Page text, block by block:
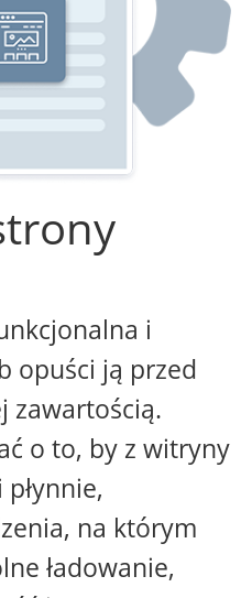
i
opuści ją przed
zawartością.
o to, by z witryny
płynnie,
na którym
ładowanie,